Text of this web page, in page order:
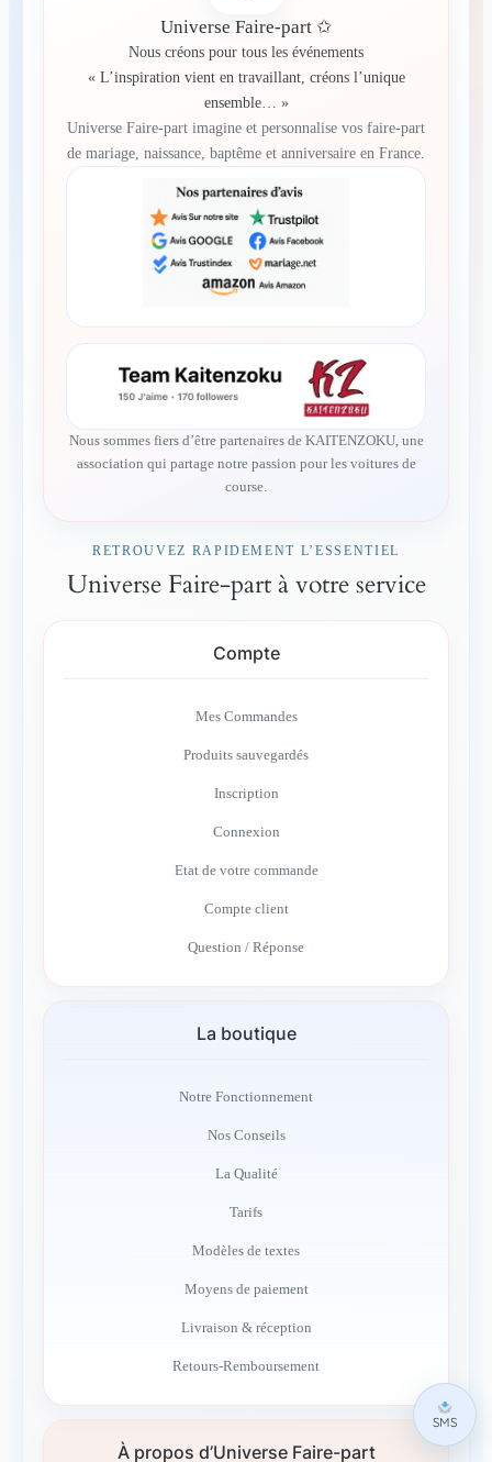
Universe Faire-part ✩
Nous créons pour tous les événements
« L’inspiration vient en travaillant, créons l’unique
ensemble… »
Universe Faire-part imagine et personnalise vos faire-part
de mariage, naissance, baptême et anniversaire en France.
Nous sommes fiers d’être partenaires de KAITENZOKU, une
association qui partage notre passion pour les voitures de
course.
RETROUVEZ RAPIDEMENT L’ESSENTIEL
Universe Faire-part à votre service
Compte
Mes Commandes
Produits sauvegardés
Inscription
Connexion
Etat de votre commande
Compte client
Question / Réponse
La boutique
Notre Fonctionnement
Nos Conseils
La Qualité
Tarifs
Modèles de textes
Moyens de paiement
Livraison & réception
Retours-Remboursement
À propos d’Universe Faire-part
SMS